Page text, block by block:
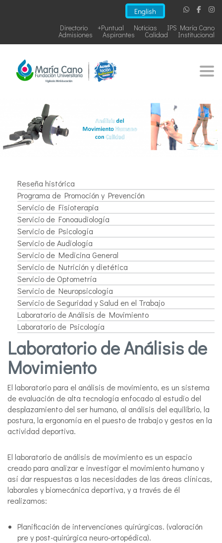
English
IPS María Cano
Noticias
+Puntual
Directorio
Institucional
Calidad
Aspirantes
Admisiones
Reseña histórica
Programa de Promoción y Prevención
Servicio de Fisioterapia
Servicio de Fonoaudiología
Servicio de Psicología
Servicio de Audiología
Servicio de Medicina General
Servicio de Nutrición y dietética
Servicio de Optometría
Servicio de Neuropsicología
Servicio de Seguridad y Salud en el Trabajo
Laboratorio de Análisis de Movimiento
Laboratorio de Psicología
Laboratorio de Análisis de
Movimiento
El laboratorio para el análisis de movimiento, es un sistema
de evaluación de alta tecnología enfocado al estudio del
desplazamiento del ser humano, al análisis del equilibrio, la
postura, la ergonomía en el puesto de trabajo y gestos en la
actividad deportiva.
El laboratorio de análisis de movimiento es un espacio
creado para analizar e investigar el movimiento humano y
así dar respuestas a las necesidades de las áreas clínicas,
laborales y biomecánica deportiva, y a través de él
realizamos:
Planificación de intervenciones quirúrgicas. (valoración
pre y post-quirúrgica neuro-ortopédica).